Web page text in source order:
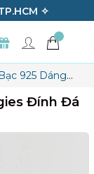
✧
925 Dáng
Đính Đá